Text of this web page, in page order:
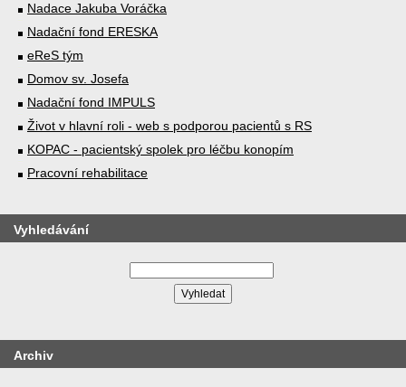
Nadace Jakuba Voráčka
Nadační fond ERESKA
eReS tým
Domov sv. Josefa
Nadační fond IMPULS
Život v hlavní roli - web s podporou pacientů s RS
KOPAC - pacientský spolek pro léčbu konopím
Pracovní rehabilitace
Vyhledávání
Archiv